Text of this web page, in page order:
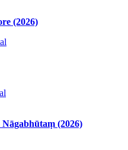
(2026)
(2026)